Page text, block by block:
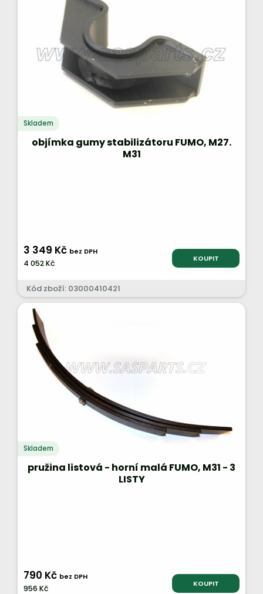
Skladem
objímka gumy stabilizátoru FUMO, M27.
M31
3 349 Kč bez DPH
4 052 Kč KOUPIT
Kód zboží: 03000410421
Skladem
pružina listová - horní malá FUMO, M31 - 3
LISTY
790 Kč bez DPH
956 Kč KOUPIT